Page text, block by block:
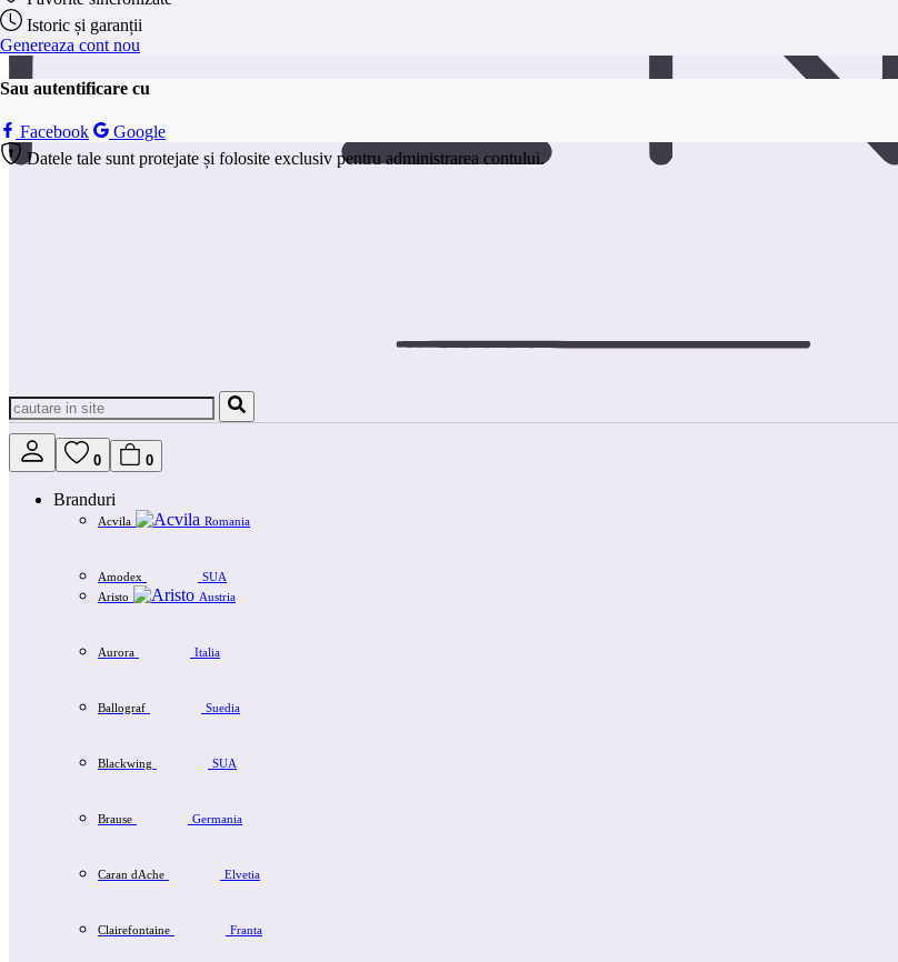
0 0
Branduri
Acvila Romania
Amodex
SUA
Aristo
Austria
Aurora Italia
Ballograf Suedia
Blackwing SUA
Brause Germania
Caran dAche Elvetia
Clairefontaine Franta
Istoric și garanții
Genereaza cont nou
Sau autentificare cu
Facebook
Google
Datele tale sunt protejate și folosite exclusiv pentru administrarea contului.